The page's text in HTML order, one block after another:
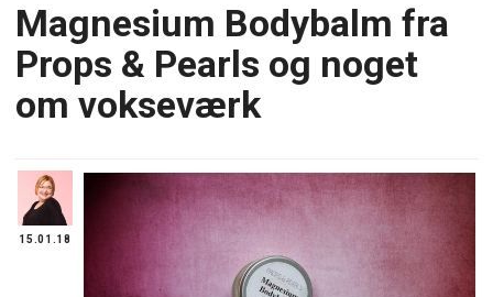
Magnesium Bodybalm fra
Props & Pearls og noget
om vokseværk
15.01.18